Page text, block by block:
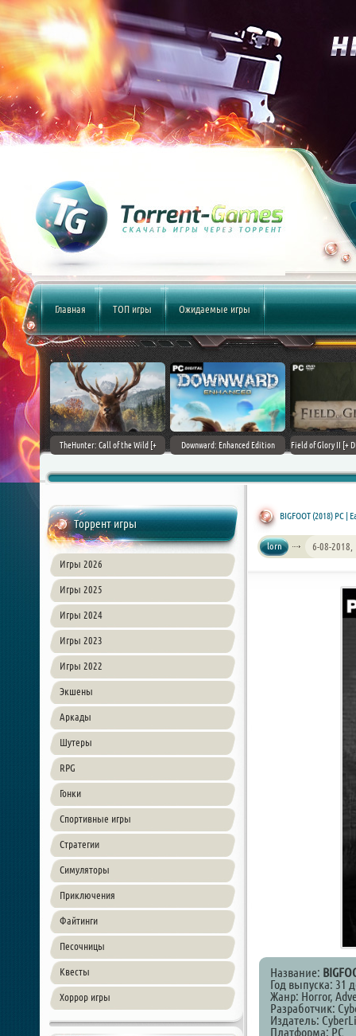
Главная ТОП игры Ожидаемые игры
(2017)
TheHunter: Call of the Wild [+
Downward: Enhanced Edition
Field of Glory II [+
Торрент игры
Игры 2026
Игры 2025
Игры 2024
Игры 2023
Игры 2022
Экшены
Аркады
Шутеры
RPG
Гонки
Спортивные игры
Стратегии
Симуляторы
Приключения
Файтинги
Песочницы
Квесты
Хоррор игры
BIGFOOT (2018) PC |
lorn 6-08-2018,
Название:
Год выпуска: 31
Жанр: Horror,
Разработчик:
Издатель:
Платформа: PC